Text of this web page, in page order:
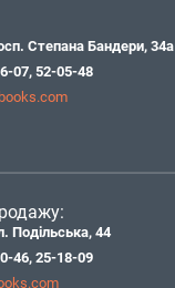
Степана Бандери, 34а
07, 52-05-48
Подільська, 44
46, 25-18-09